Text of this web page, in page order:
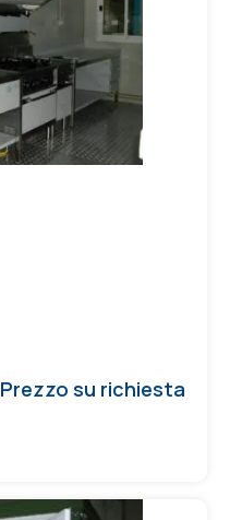
Prezzo su richiesta